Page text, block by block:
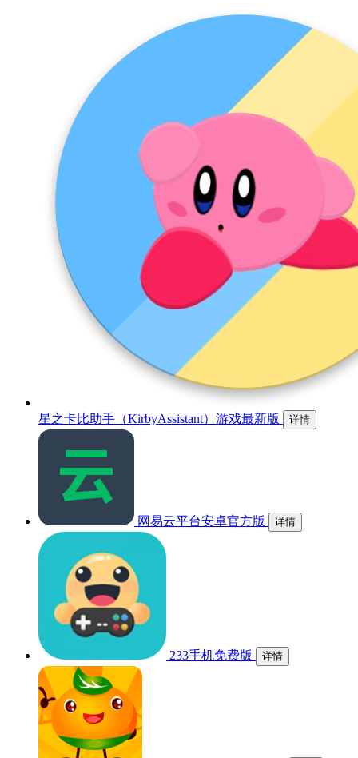
星之卡比助手（KirbyAssistant）游戏最新版 详情
网易云平台安卓官方版 详情
233手机免费版 详情